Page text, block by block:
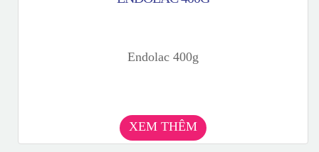
Endolac 400g
XEM THÊM